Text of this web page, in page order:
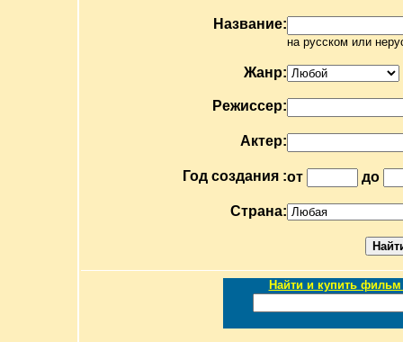
Название:
на русском или
Жанр:
Режиссер:
Актер:
Год создания :от до
Страна:
Найти и купить фильм